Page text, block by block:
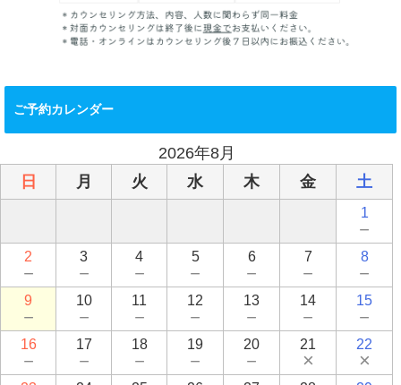
ご予約カレンダー
2026年8月
日
月 火 水 木 金 土
1
－
2
－
3
－
4
－
5
－
6
－
7
－
8
－
9
－
10
－
11
－
12
－
13
－
14
－
15
－
16
－
17
－
18
－
19
－
20
－
21
×
22
×